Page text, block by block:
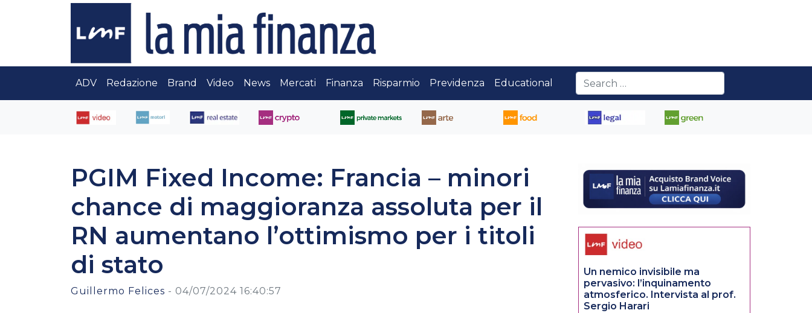
ADV Redazione Brand Video News Mercati Finanza Risparmio Previdenza Educational
PGIM Fixed Income: Francia – minori
chance di maggioranza assoluta per il
RN aumentano l’ottimismo per i titoli
di stato
Guillermo Felices - 04/07/2024 16:40:57
Un nemico invisibile ma
pervasivo: l’inquinamento
atmosferico. Intervista al prof.
Sergio Harari